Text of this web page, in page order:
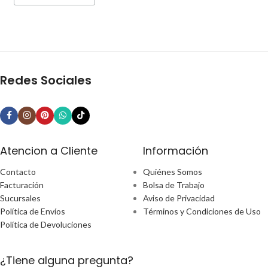
Redes Sociales
Atencion a Cliente
Contacto
Facturación
Sucursales
Política de Envíos
Política de Devoluciones
Información
Quiénes Somos
Bolsa de Trabajo
Aviso de Privacidad
Términos y Condiciones de Uso
¿Tiene alguna pregunta?